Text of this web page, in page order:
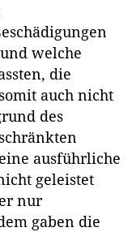
welche
die
auch nicht
des
ausführliche
geleistet
nur
gaben die